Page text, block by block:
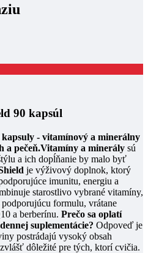
90 kapsúl
- vitamínový a minerálny
a pečeň.Vitamíny a minerály sú
a ich dopĺňanie by malo byť
je výživový doplnok, ktorý
imunitu, energiu a
starostlivo vybrané vitamíny,
formulu, vrátane
a berberínu. Prečo sa oplatí
suplementácie? Odpoveď je
postrádajú vysoký obsah
dôležité pre tých, ktorí cvičia.